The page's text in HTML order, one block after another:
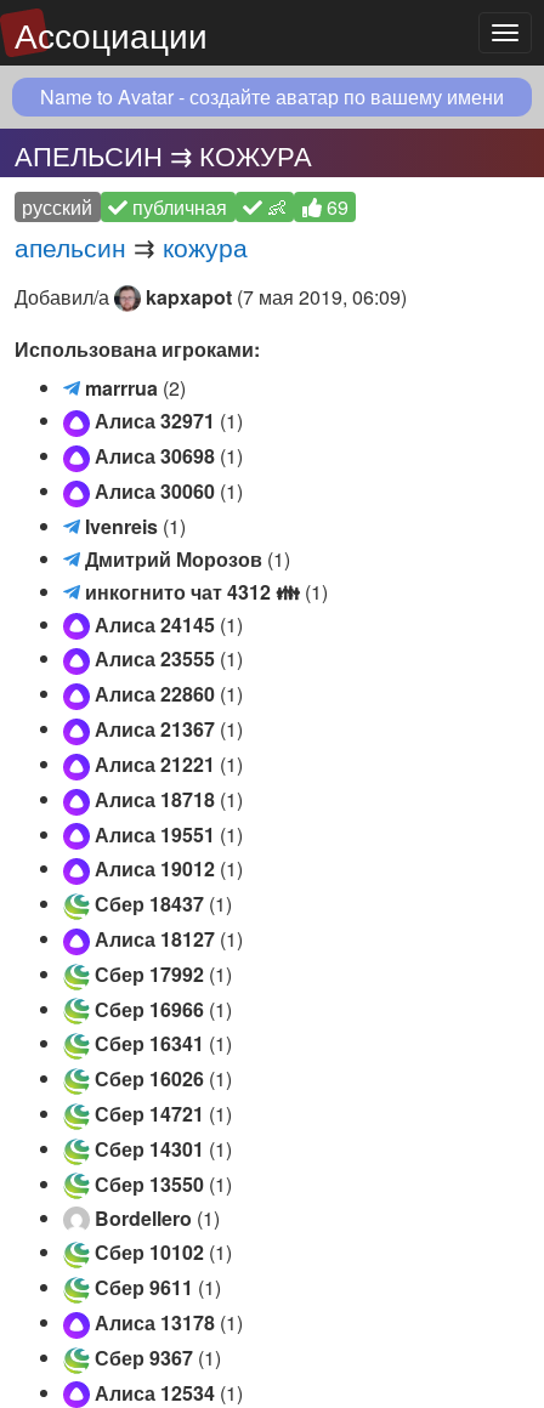
Ассоциации
Name to Avatar - создайте аватар по вашему имени
АПЕЛЬСИН ⇉ КОЖУРА
русский публичная 👶 69
апельсин ⇉ кожура
Добавил/а kapxapot (7 мая 2019, 06:09)
Использована игроками:
m
a
r
r
r
u
a
T
e
l
e
g
r
a
m
)
marrrua (2)
Алиса 32971 (1)
Алиса 30698 (1)
Алиса 30060 (1)
I
v
e
n
r
e
i
s
(
T
e
l
e
g
r
a
m
)
Ivenreis (1)
Д
м
и
т
р
и
й
М
о
р
о
з
о
в
(
T
e
l
e
g
r
a
m
)
Дмитрий Морозов (1)
и
н
к
о
г
н
и
т
о
ч
а
т
4
3
1
2
👪
(
T
e
l
e
g
r
a
m
ч
а
т
)
инкогнито чат 4312👪 (1)
Алиса 24145 (1)
Алиса 23555 (1)
Алиса 22860 (1)
Алиса 21367 (1)
Алиса 21221 (1)
Алиса 18718 (1)
Алиса 19551 (1)
Алиса 19012 (1)
Сбер 18437 (1)
Алиса 18127 (1)
Сбер 17992 (1)
Сбер 16966 (1)
Сбер 16341 (1)
Сбер 16026 (1)
Сбер 14721 (1)
Сбер 14301 (1)
Сбер 13550 (1)
Bordellero (1)
Сбер 10102 (1)
Сбер 9611 (1)
Алиса 13178 (1)
Сбер 9367 (1)
Алиса 12534 (1)